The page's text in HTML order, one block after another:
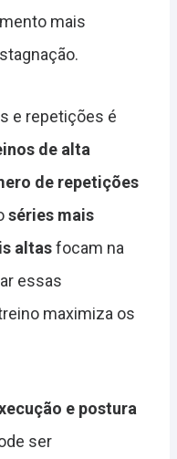
mais
e repetições é
de alta
de repetições
séries mais
altasfocam na
essas
maximiza os
e postura
ser